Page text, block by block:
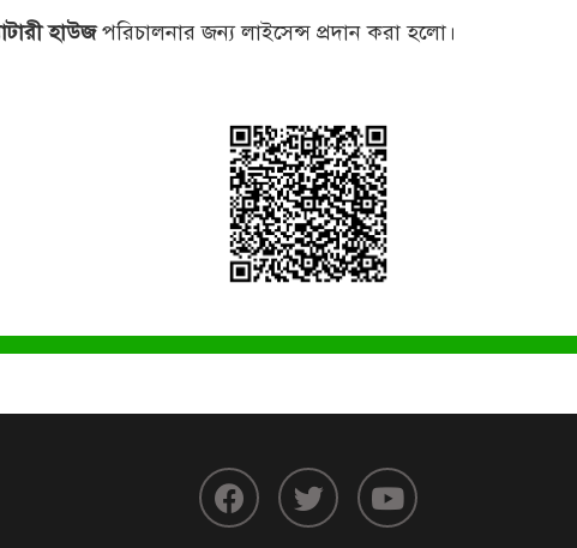
হাউজপরিচালনার জন্য লাইসেন্স প্রদান করা হলো।